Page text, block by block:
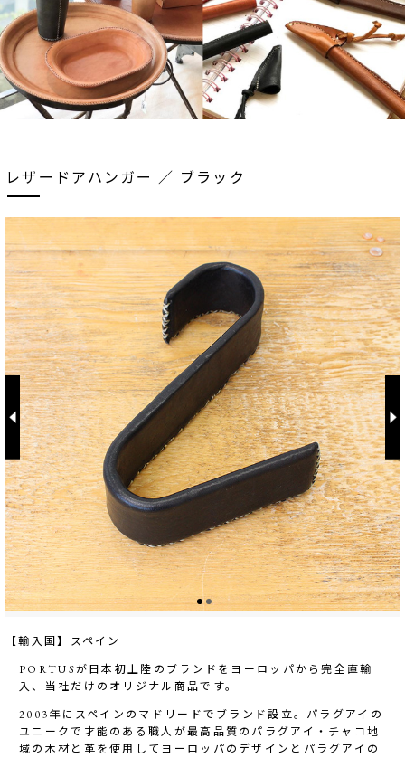
レザードアハンガー ／ ブラック
【輸入国】スペイン
PORTUSが日本初上陸のブランドをヨーロッパから完全直輸
入、当社だけのオリジナル商品です。
2003年にスペインのマドリードでブランド設立。パラグアイの
ユニークで才能のある職人が最高品質のパラグアイ・チャコ地
域の木材と革を使用してヨーロッパのデザインとパラグアイの